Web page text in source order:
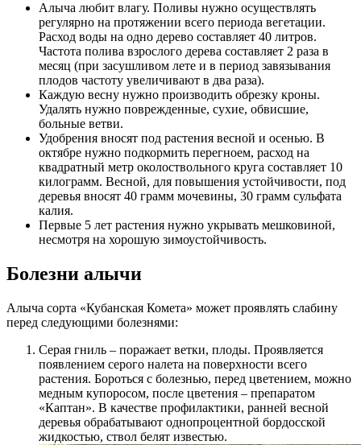
Алыча любит влагу. Поливы нужно осуществлять
регулярно на протяжении всего периода вегетации.
Расход воды на одно дерево составляет 40 литров.
Частота полива взрослого дерева составляет 2 раза в
месяц (при засушливом лете и в период завязывания
плодов частоту увеличивают в два раза).
Каждую весну нужно производить обрезку кроны.
Удалять нужно поврежденные, сухие, обвисшие,
больные ветви.
Удобрения вносят под растения весной и осенью. В
октябре нужно подкормить перегноем, расход на
квадратный метр околоствольного круга составляет 10
килограмм. Весной, для повышения устойчивости, под
деревья вносят 40 грамм мочевины, 30 грамм сульфата
калия.
Первые 5 лет растения нужно укрывать мешковиной,
несмотря на хорошую зимоустойчивость.
Болезни алычи
Алыча сорта «Кубанская Комета» может проявлять слабину
перед следующими болезнями:
Серая гниль – поражает ветки, плоды. Проявляется
появлением серого налета на поверхности всего
растения. Бороться с болезнью, перед цветением, можно
медным купоросом, после цветения – препаратом
«Каптан». В качестве профилактики, ранней весной
деревья обрабатывают однопроцентной бордосской
жидкостью, ствол белят известью.